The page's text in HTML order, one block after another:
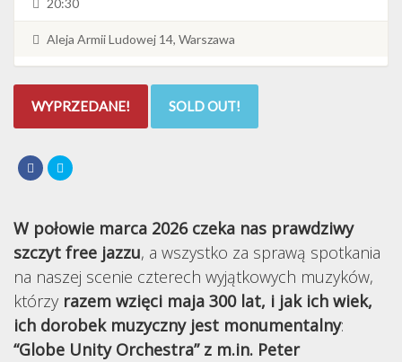
20:30
Aleja Armii Ludowej 14, Warszawa
WYPRZEDANE! SOLD OUT!
W połowie marca 2026 czeka nas prawdziwy
szczyt free jazzu, a wszystko za sprawą spotkania
na naszej scenie czterech wyjątkowych muzyków,
którzy razem wzięci maja 300 lat, i jak ich wiek,
ich dorobek muzyczny jest monumentalny:
“Globe Unity Orchestra” z m.in. Peter